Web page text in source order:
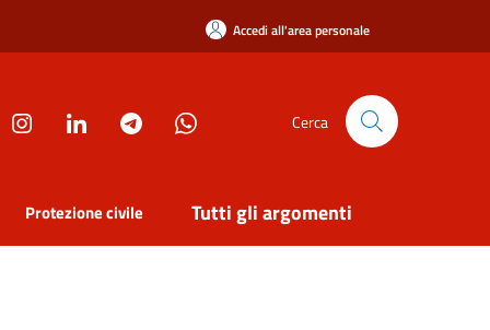
Accedi all'area personale
Cerca
Protezione civile Tutti gli argomenti